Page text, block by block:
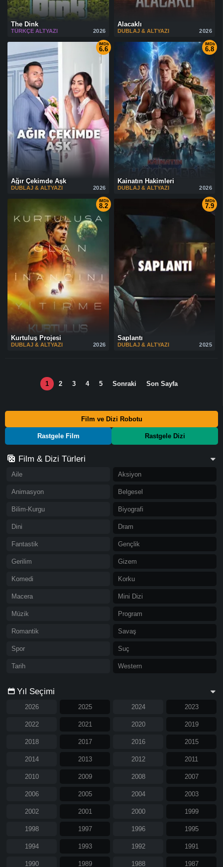
The Dink
2026
TÜRKÇE ALTYAZI
Alacaklı
2026
DUBLAJ & ALTYAZI
IMDb
6.6
Ağır Çekimde Aşk
2026
DUBLAJ & ALTYAZI
IMDb
6.8
Kainatın Hakimleri
2026
DUBLAJ & ALTYAZI
IMDb
8.2
Kurtuluş Projesi
2026
DUBLAJ & ALTYAZI
IMDb
7.9
Saplantı
2025
DUBLAJ & ALTYAZI
1 2 3 4 5 Sonraki Son Sayfa
Film ve Dizi Robotu
Rastgele Film Rastgele Dizi
Film & Dizi Türleri
Aile Aksiyon
Animasyon Belgesel
Bilim-Kurgu Biyografi
Dini Dram
Fantastik Gençlik
Gerilim Gizem
Komedi Korku
Macera Mini Dizi
Müzik Program
Romantik Savaş
Spor Suç
Tarih Western
Yıl Seçimi
2026 2025 2024 2023
2022 2021 2020 2019
2018 2017 2016 2015
2014 2013 2012 2011
2010 2009 2008 2007
2006 2005 2004 2003
2002 2001 2000 1999
1998 1997 1996 1995
1994 1993 1992 1991
1990 1989 1988 1987